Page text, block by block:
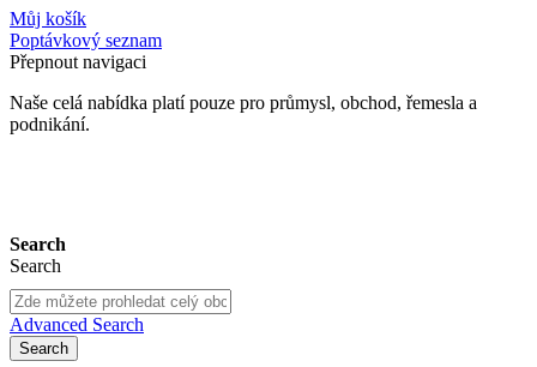
Můj košík
Poptávkový seznam
Přepnout navigaci
Naše celá nabídka platí pouze pro průmysl, obchod, řemesla a
podnikání.
Search
Search
Advanced Search
Search